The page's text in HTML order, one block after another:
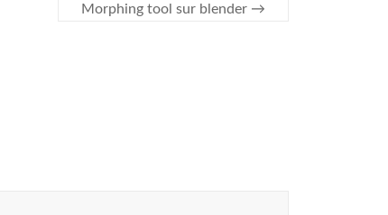
Morphing tool sur blender →